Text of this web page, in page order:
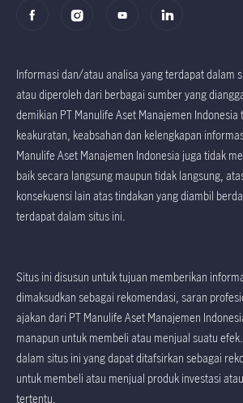
Informasi dan/atau analisa yang terdapat dalam
atau diperoleh dari berbagai sumber yang
demikian PT Manulife Aset Manajemen Indonesia
keakuratan, keabsahan dan kelengkapan
Manulife Aset Manajemen Indonesia juga tidak
baik secara langsung maupun tidak langsung,
konsekuensi lain atas tindakan yang diambil
terdapat dalam situs ini.
Situs ini disusun untuk tujuan memberikan
dimaksudkan sebagai rekomendasi, saran
ajakan dari PT Manulife Aset Manajemen
manapun untuk membeli atau menjual suatu
dalam situs ini yang dapat ditafsirkan sebagai
untuk membeli atau menjual produk investasi
tertentu.